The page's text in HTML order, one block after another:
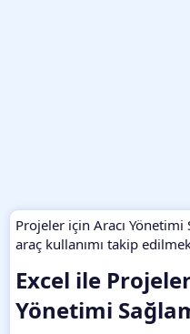
Projeler için Aracı Yönetimi
araç kullanımı takip
Excel ile
Yönetimi